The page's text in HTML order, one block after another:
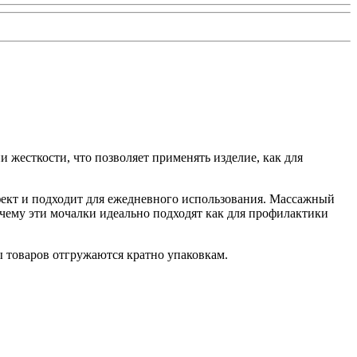
что позволяет применять изделие, как для
и подходит для ежедневного использования. Массажный
эти мочалки идеально подходят как для профилактики
отгружаются кратно упаковкам.